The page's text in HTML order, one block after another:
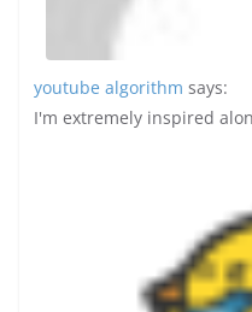
youtube algorithm says:
I'm extremely inspired